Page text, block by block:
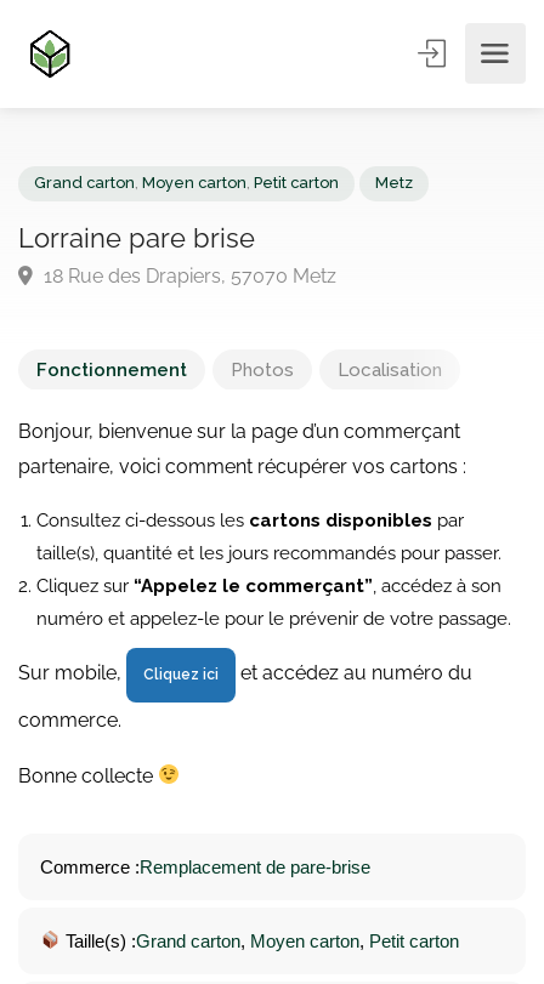
Lorraine pare brise
Fonctionnement Photos Localisation
Bonjour, bienvenue sur la page d’un commerçant
partenaire, voici comment récupérer vos cartons :
Consultez ci-dessous les cartons disponibles par
taille(s), quantité et les jours recommandés pour passer.
Cliquez sur “Appelez le commerçant”, accédez à son
numéro et appelez-le pour le prévenir de votre passage.
Sur mobile, Cliquez ici et accédez au numéro du
commerce.
Bonne collecte
Commerce :Remplacement de pare-brise
Taille(s) :Grand carton, Moyen carton, Petit carton